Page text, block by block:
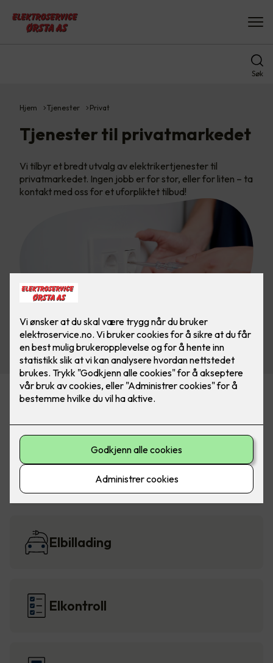
Søk
Hjem Tjenester Privat
Tjenester til privatmarkedet
Vi tilbyr et bredt utvalg av elektrikertjenester til
privatmarkedet. Ingen jobb er for stor, eller for liten – ta
kontakt med oss for et uforpliktet tilbud!
Belysning
Elbillading
Elkontroll